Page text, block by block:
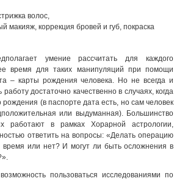
волос,
макияж, коррекция бровей и губ, покраска
умение рассчитать для каждого
время для таких манипуляций при помощи
– карты рождения человека. Но не всегда и
достаточно качественно в случаях, когда
рождения (в паспорте дата есть, но сам человек
или выдуманная). Большинство
работают в рамках Хорарной астрологии,
ответить на вопросы: «Делать операцию
время или нет? И могут ли быть осложнения в
пользоваться исследованиями по